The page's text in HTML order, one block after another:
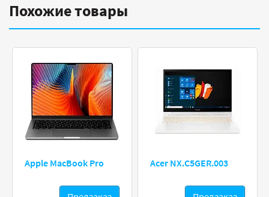
Похожие товары
Apple MacBook Pro Acer NX.C5GER.003